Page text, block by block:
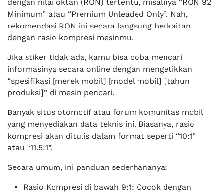
dengan nilai oktan (RON) tertentu, misalnya “RON 92
Minimum” atau “Premium Unleaded Only”. Nah,
rekomendasi RON ini secara langsung berkaitan
dengan rasio kompresi mesinmu.
Jika stiker tidak ada, kamu bisa coba mencari
informasinya secara online dengan mengetikkan
“spesifikasi [merek mobil] [model mobil] [tahun
produksi]” di mesin pencari.
Banyak situs otomotif atau forum komunitas mobil
yang menyediakan data teknis ini. Biasanya, rasio
kompresi akan ditulis dalam format seperti “10:1”
atau “11.5:1”.
Secara umum, ini panduan sederhananya:
Rasio Kompresi di bawah 9:1: Cocok dengan